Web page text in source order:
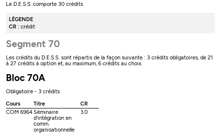
Le D.E.S.S. comporte 30 crédits.
LÉGENDE
CR : crédit
Segment 70
Les crédits du D.E.S.S. sont répartis de la façon suivante : 3 crédits obligatoires, de 21
à 27 crédits à option et, au maximum, 6 crédits au choix.
Bloc 70A
Obligatoire - 3 crédits.
Cours
Titre
CR
COM 6964Séminaire
d'intégration en
comm.
organisationnelle
3.0